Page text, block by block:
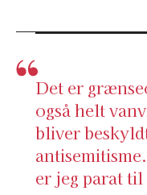
Det er
også helt
bliver
er jeg parat til